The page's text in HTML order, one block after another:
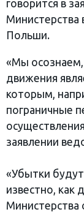
говорится в
Министерства
Польши.
«Мы осознаем,
движения
которым,
пограничные
заявлении
«Убытки
известно, как
Министерства